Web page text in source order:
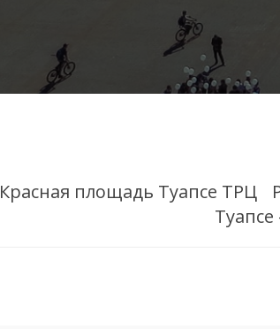
Красная площадь Туапсе ТРЦ